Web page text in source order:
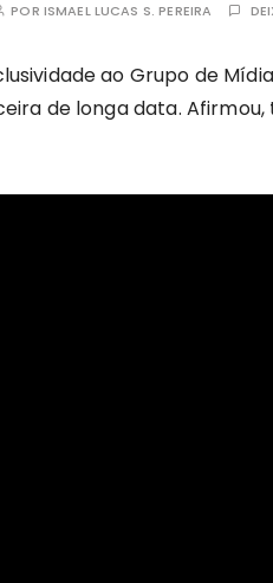
POR ISMAEL LUCAS S. PEREIRA
ao Grupo de
de longa data.